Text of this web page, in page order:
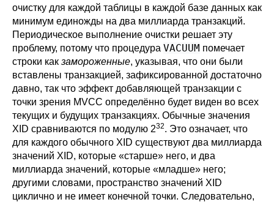
очистку для каждой таблицы в каждой базе данных как
минимум единожды на два миллиарда транзакций.
Периодическое выполнение очистки решает эту
проблему, потому что процедура VACUUM помечает
строки как замороженные, указывая, что они были
вставлены транзакцией, зафиксированной достаточно
давно, так что эффект добавляющей транзакции с
точки зрения MVCC определённо будет виден во всех
текущих и будущих транзакциях. Обычные значения
XID сравниваются по модулю 232. Это означает, что
для каждого обычного XID существуют два миллиарда
значений XID, которые «старше» него, и два
миллиарда значений, которые «младше» него;
другими словами, пространство значений XID
циклично и не имеет конечной точки. Следовательно,